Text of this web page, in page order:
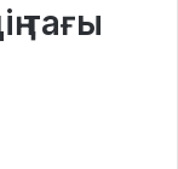
тағы